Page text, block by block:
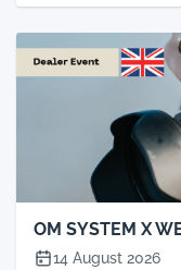
OM SYSTEM X
14 August 2026